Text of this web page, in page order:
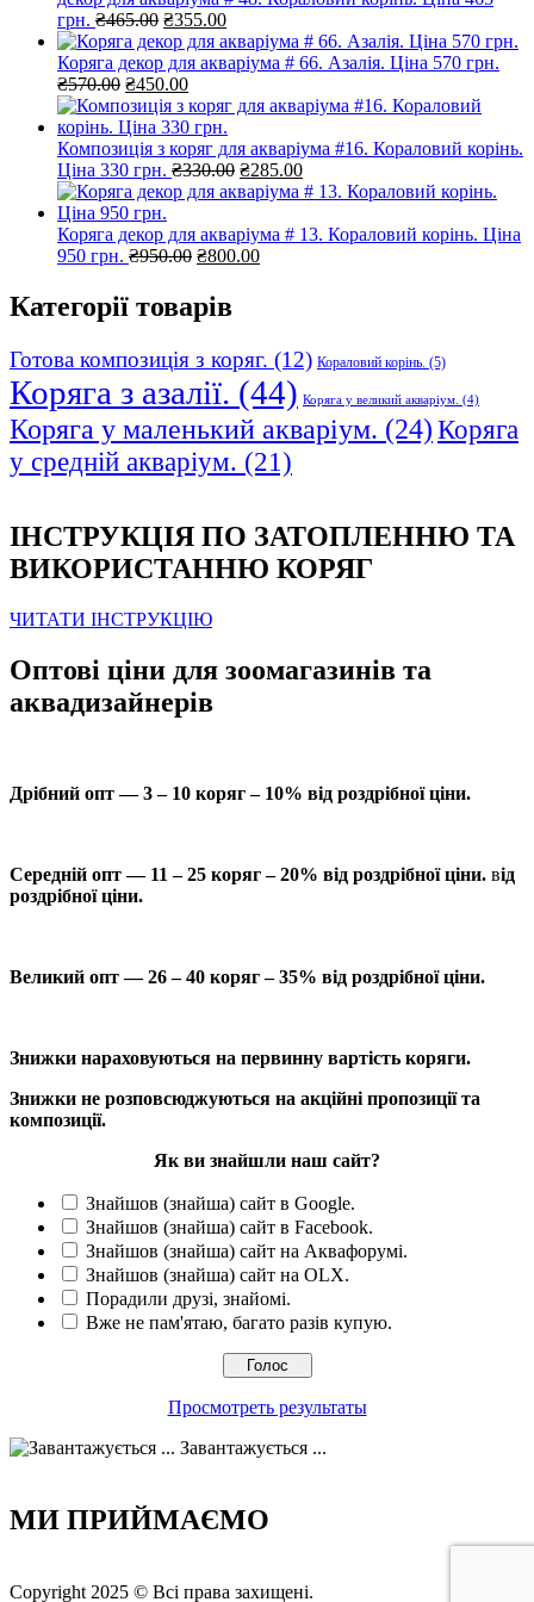
грн. ₴465.00 Оригінальна
ціна:
₴465.00.
₴355.00Поточна
ціна:
₴355.00.
Коряга декор для акваріума # 66. Азалія. Ціна 570 грн.
₴570.00 Оригінальна
ціна:
₴570.00.
₴450.00Поточна
ціна:
₴450.00.
Композиція з коряг для акваріума #16. Кораловий корінь.
Ціна 330 грн. ₴330.00 Оригінальна
ціна:
₴285.00Поточна
ціна:
Коряга декор для акваріума # 13. Кораловий корінь. Ціна
950 грн. ₴950.00 Оригінальна
₴950.00.
₴800.00Поточна
Категорії товарів
Готова композиція з коряг. (12) Кораловий корінь. (5)
Коряга з азалії. (44) Коряга у великий акваріум. (4)
Коряга у маленький акваріум. (24)Коряга
у средній акваріум. (21)
ІНСТРУКЦІЯ ПО ЗАТОПЛЕННЮ ТА
ВИКОРИСТАННЮ КОРЯГ
ЧИТАТИ ІНСТРУКЦІЮ
Оптові ціни для зоомагазинів та
аквадизайнерів
Дрібний опт — 3 – 10 коряг – 10% від роздрібної ціни.
Середній опт — 11 – 25 коряг – 20% від роздрібної ціни. від
роздрібної ціни.
Великий опт — 26 – 40 коряг – 35% від роздрібної ціни.
Знижки нараховуються на первинну вартість коряги.
Знижки не розповсюджуються на акційні пропозиції та
композиції.
Як ви знайшли наш сайт?
Знайшов (знайша) сайт в Google.
Знайшов (знайша) сайт в Facebook.
Знайшов (знайша) сайт на Аквафорумі.
Знайшов (знайша) сайт на OLX.
Порадили друзі, знайомі.
Вже не пам'ятаю, багато разів купую.
Просмотреть результаты
Завантажується ...
МИ ПРИЙМАЄМО
Copyright 2025 © Всі права захищені.